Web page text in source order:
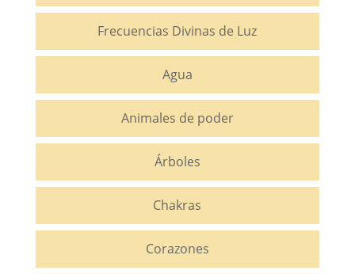
Frecuencias Divinas de Luz
Agua
Animales de poder
Árboles
Chakras
Corazones